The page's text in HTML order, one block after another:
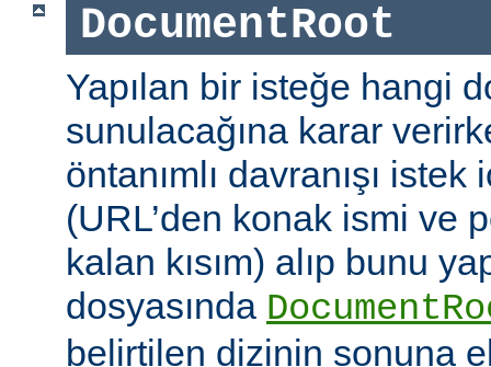
DocumentRoot
Yapılan bir isteğe hangi
sunulacağına karar
öntanımlı davranışı
(URL’den konak ismi ve
kalan kısım) alıp bunu
dosyasında
belirtilen dizinin sonuna